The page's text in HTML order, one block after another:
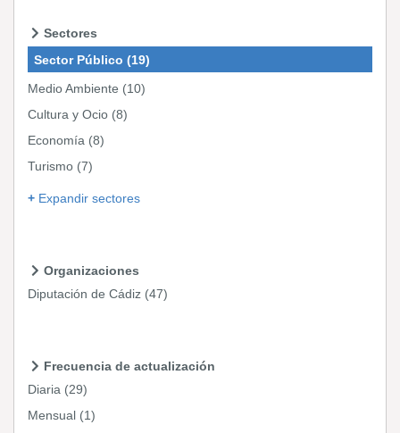
Sectores
Sector Público (19)
Medio Ambiente (10)
Cultura y Ocio (8)
Economía (8)
Turismo (7)
Expandir sectores
Organizaciones
Diputación de Cádiz (47)
Frecuencia de actualización
Diaria (29)
Mensual (1)